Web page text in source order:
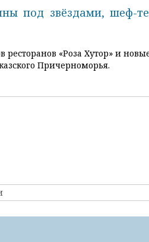
под звёздами, шеф-
«Роза Хутор» и
Причерноморья.